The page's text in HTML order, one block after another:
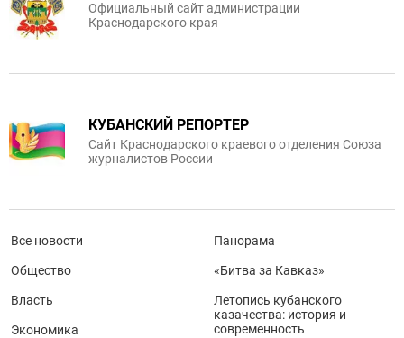
Официальный сайт администрации
Краснодарского края
КУБАНСКИЙ РЕПОРТЕР
Сайт Краснодарского краевого отделения Союза
журналистов России
Все новости
Общество
Власть
Экономика
Панорама
«Битва за Кавказ»
Летопись кубанского
казачества: история и
современность